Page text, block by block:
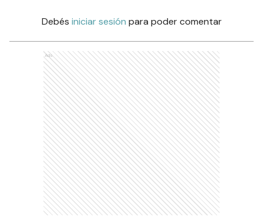
Debés iniciar sesión para poder comentar
Ads